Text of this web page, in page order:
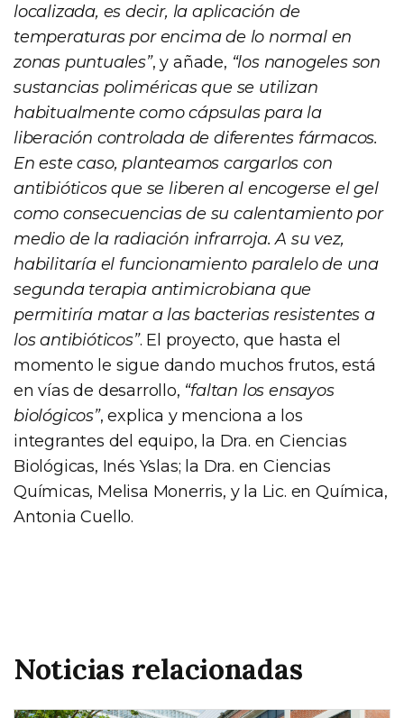
localizada, es decir, la aplicación de
temperaturas por encima de lo normal en
zonas puntuales”, y añade, “los nanogeles son
sustancias poliméricas que se utilizan
habitualmente como cápsulas para la
liberación controlada de diferentes fármacos.
En este caso, planteamos cargarlos con
antibióticos que se liberen al encogerse el gel
como consecuencias de su calentamiento por
medio de la radiación infrarroja. A su vez,
habilitaría el funcionamiento paralelo de una
segunda terapia antimicrobiana que
permitiría matar a las bacterias resistentes a
los antibióticos”. El proyecto, que hasta el
momento le sigue dando muchos frutos, está
en vías de desarrollo, “faltan los ensayos
biológicos”, explica y menciona a los
integrantes del equipo, la Dra. en Ciencias
Biológicas, Inés Yslas; la Dra. en Ciencias
Químicas, Melisa Monerris, y la Lic. en Química,
Antonia Cuello.
Noticias relacionadas